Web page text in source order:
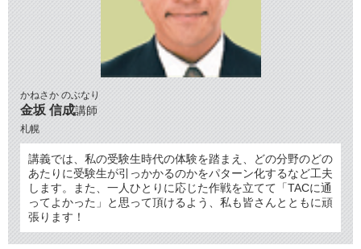
かねさか のぶなり
金坂 信成講師
札幌
講義では、私の受験生時代の体験を踏まえ、どの分野のどの
あたりに受験生が引っかかるのかをパターン化するなど工夫
します。また、一人ひとりに応じた作戦を立てて「TACに通
ってよかった」と思って頂けるよう、私も皆さんとともに頑
張ります！